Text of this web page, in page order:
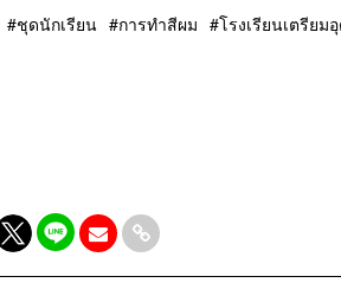
ชุดนักเรียน การทำสีผม โรงเรียนเตรียม